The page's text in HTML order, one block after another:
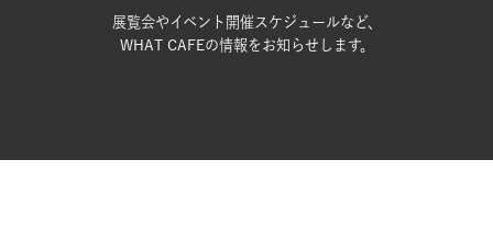
展覧会やイベント開催スケジュールなど、
WHAT CAFEの情報をお知らせします。